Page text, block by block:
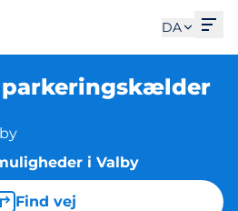
DA
i Valby
Find vej